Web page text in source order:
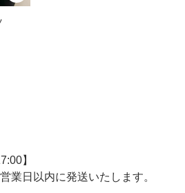
】
業日以内に発送いたします。